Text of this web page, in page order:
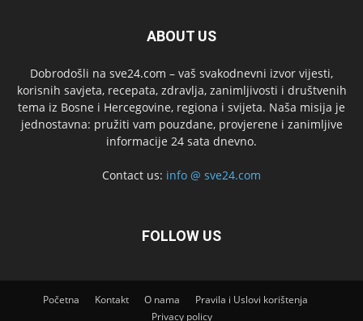
ABOUT US
Dobrodošli na sve24.com – vaš svakodnevni izvor vijesti,
korisnih savjeta, recepata, zdravlja, zanimljivosti i društvenih
tema iz Bosne i Hercegovine, regiona i svijeta. Naša misija je
jednostavna: pružiti vam pouzdane, provjerene i zanimljive
informacije 24 sata dnevno.
Contact us: info @ sve24.com
FOLLOW US
Početna Kontakt O nama
Pravila i Uslovi korištenja
Privacy policy